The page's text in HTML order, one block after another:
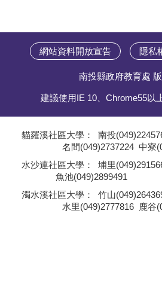
網站資料開放宣告 隱私
南投縣政府教育處
建議使用IE 10、Chrome55以
貓羅溪社區大學： 南投
名間(049)2737224 中寮
水沙連社區大學： 埔里
魚池(049)2899491
濁水溪社區大學： 竹山
水里(049)2777816 鹿谷